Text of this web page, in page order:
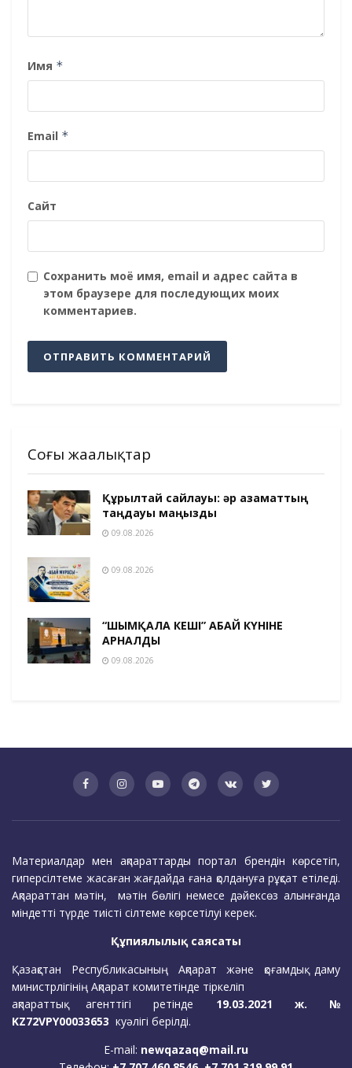
Имя *
Email *
Сайт
Сохранить моё имя, email и адрес сайта в
этом браузере для последующих моих
комментариев.
Соңғы жаңалықтар
Құрылтай сайлауы: әр азаматтың
таңдауы маңызды
09.08.2026
09.08.2026
“ШЫМҚАЛА КЕШІ” АБАЙ КҮНІНЕ
АРНАЛДЫ
09.08.2026
Материалдар мен ақпараттарды портал брендін көрсетіп,
гиперсілтеме жасаған жағдайда ғана қолдануға рұқсат етіледі.
Ақпараттан мәтін, мәтін бөлігі немесе дәйексөз алынғанда
міндетті түрде тиісті сілтеме көрсетілуі керек.
Құпиялылық саясаты
Қазақстан Республикасының Ақпарат және қоғамдық даму
министрлігінің Ақпарат комитетінде тіркеліп
ақпараттық агенттігі ретінде 19.03.2021 ж. №
KZ72VPY00033653 куәлігі берілді.
E-mail: newqazaq@mail.ru